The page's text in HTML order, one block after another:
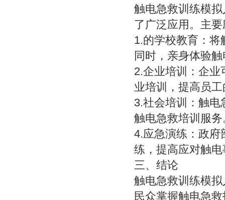
触电急救训练模
了广泛应用。主
1.的学校教育：
同时，亲身体验
2.企业培训：企
业培训，提高员
3.社会培训：触
触电急救培训服务
4.应急演练：政府
练，提高应对触
三、结论
触电急救训练模
民众掌握触电急